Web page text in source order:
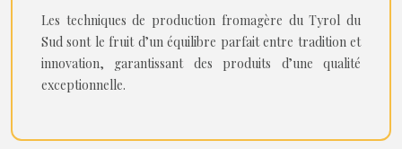
Les techniques de production fromagère du Tyrol du
Sud sont le fruit d’un équilibre parfait entre tradition et
innovation, garantissant des produits d’une qualité
exceptionnelle.